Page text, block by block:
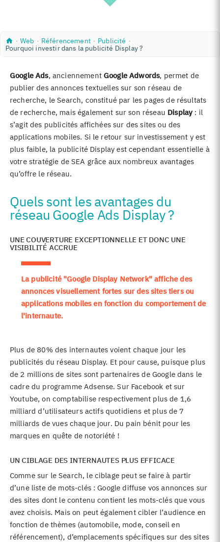
A
c
∙ W
e
Web ∙ R
é
r
e
n
e
m
n
t
Référencement ∙ P
u
c
i
é
Publicité ∙
Pourquoi investir dans la publicité Display ?
Google Ads, anciennementGoogle Adwords, permet de
publier des annonces textuelles sur son réseau de
recherche, le Search, constitué par les pages de résultats
de recherche, mais également sur son réseau Display: il
s’agit des publicités affichées sur des sites ou des
applications mobiles. Si le retour sur investissement y est
plus faible, la publicité Display est cependant essentielle à
votre stratégie de SEA grâce aux nombreux avantages
qu’offre le réseau.
Quels sont les avantages du
réseau Google Ads Display ?
UNE COUVERTURE EXCEPTIONNELLE ET DONC UNE
VISIBILITÉ ACCRUE
La publicité "Google Display Network" affiche des
annonces visuellement fortes sur des sites tiers ou
applications mobiles en fonction du comportement de
l'internaute.
Plus de 80% des internautes voient chaque jour les
publicités du réseau Display. Et pour cause, puisque plus
de 2 millions de sites sont partenaires de Google dans le
cadre du programme Adsense. Sur Facebook et sur
Youtube, on comptabilise respectivement plus de 1,6
milliard d’utilisateurs actifs quotidiens et plus de 7
milliards de vues chaque jour. Du pain bénit pour les
marques en quête de notoriété !
UN CIBLAGE DES INTERNAUTES PLUS EFFICACE
Comme sur le Search, le ciblage peut se faire à partir
d’une liste de mots-clés : Google diffuse vos annonces sur
des sites dont le contenu contient les mots-clés que vous
avez choisis. Mais on peut également cibler l’audience en
fonction de thèmes (automobile, mode, conseil en
référencement), d’emplacements spécifiques sur des sites